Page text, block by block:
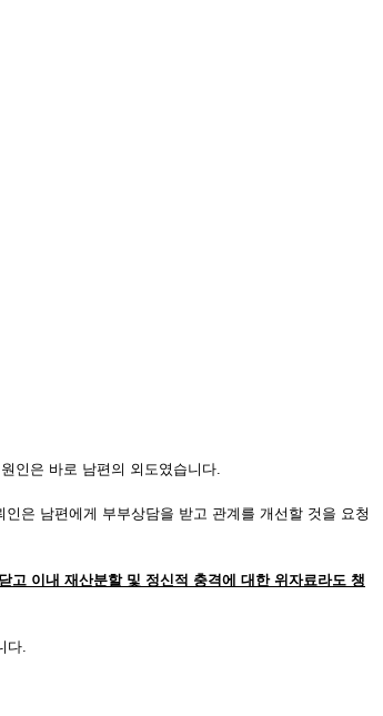
인은 바로 남편의 외도였습니다.
은 남편에게 부부상담을 받고 관계를 개선할 것을 요청
고 이내 재산분할 및 정신적 충격에 대한 위자료라도 챙
다.